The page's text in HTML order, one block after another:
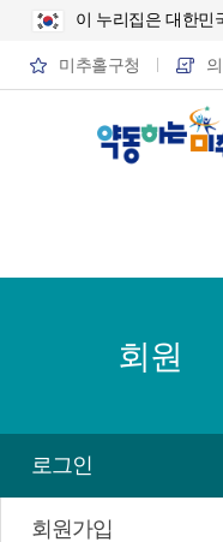
이 누리집은 대한민
미추홀구청
회원
로그인
회원가입